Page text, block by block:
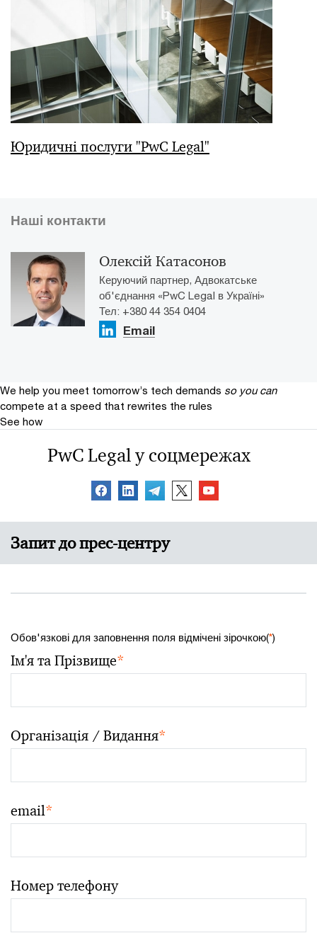
Юридичні послуги "PwC Legal"
Наші контакти
Олексій Катасонов
Керуючий партнер, Адвокатське
об'єднання «PwC Legal в Україні»
Тел: +380 44 354 0404
Email
We help you meet tomorrow’s tech demands so you can
compete at a speed that rewrites the rules
See how
PwC Legal у соцмережах
Запит до прес-центру
Обов'язкові для заповнення поля відмічені зірочкою(*)
Ім'я та Прізвище*
Організація / Видання*
email*
Номер телефону